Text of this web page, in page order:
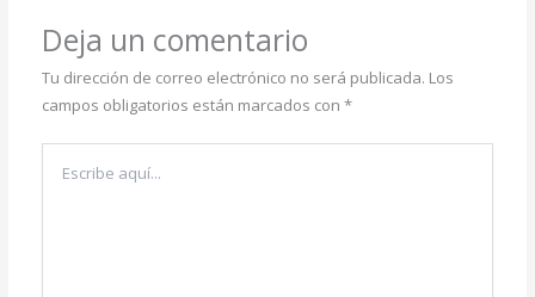
Deja un comentario
Tu dirección de correo electrónico no será publicada. Los
campos obligatorios están marcados con *
aquí...